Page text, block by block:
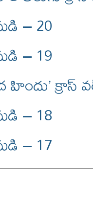
– 20
– 19
హిందు’ క్రాస్
– 18
– 17